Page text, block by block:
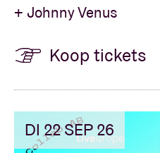
+ Johnny Venus
Koop tickets
DI 22 SEP 26